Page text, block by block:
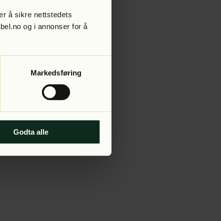
å sikre nettstedets
og i annonser for å
Markedsføring
Godta alle